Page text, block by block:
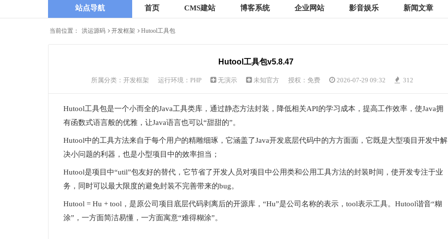
站点导航 首页 CMS建站 博客系统 企业网站 影音娱乐 新闻文章
当前位置： 洪运源码 开发框架 Hutool工具包
Hutool工具包v5.8.47
所属分类： 开发框架 运行环境：PHP 无演示 未知官方 授权：免费 2026-07-29 09:32 312
Hutool工具包是一个小而全的Java工具类库，通过静态方法封装，降低相关API的学习成本，提高工作效率，使Java拥
有函数式语言般的优雅，让Java语言也可以“甜甜的”。
Hutool中的工具方法来自于每个用户的精雕细琢，它涵盖了Java开发底层代码中的方方面面，它既是大型项目开发中解
决小问题的利器，也是小型项目中的效率担当；
Hutool是项目中“util”包友好的替代，它节省了开发人员对项目中公用类和公用工具方法的封装时间，使开发专注于业
务，同时可以最大限度的避免封装不完善带来的bug。
Hutool = Hu + tool，是原公司项目底层代码剥离后的开源库，“Hu”是公司名称的表示，tool表示工具。Hutool谐音“糊
涂”，一方面简洁易懂，一方面寓意“难得糊涂”。